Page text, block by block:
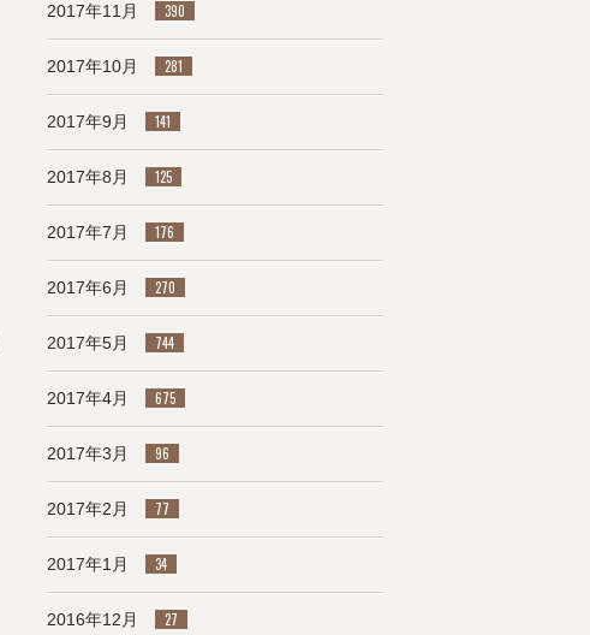
2017年11月 390
2017年10月 281
2017年9月 141
2017年8月 125
2017年7月 176
2017年6月 270
2017年5月 744
2017年4月 675
2017年3月 96
2017年2月 77
2017年1月 34
2016年12月 27